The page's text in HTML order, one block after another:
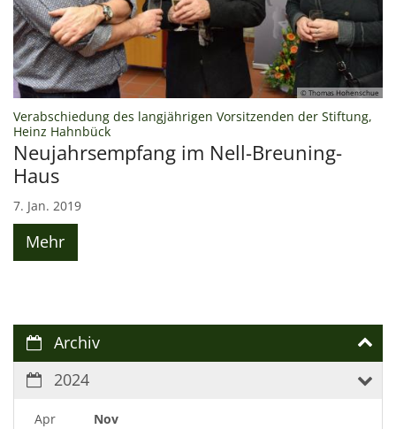
© Thomas Hohenschue
Verabschiedung des langjährigen Vorsitzenden der Stiftung,
Heinz Hahnbück:
Neujahrsempfang im Nell-Breuning-
Haus
7. Jan. 2019
Mehr
Archiv
2024
Apr Nov